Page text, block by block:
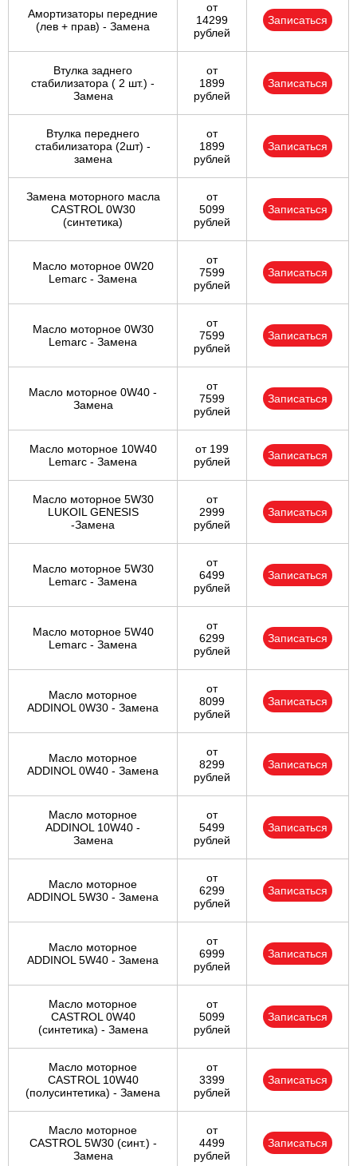
Амортизаторы передние
(лев + прав) - Замена
от
14299
рублей
Записаться
Втулка заднего
стабилизатора ( 2 шт.) -
Замена
от
1899
рублей
Записаться
Втулка переднего
стабилизатора (2шт) -
замена
от
1899
рублей
Записаться
Замена моторного масла
CASTROL 0W30
(синтетика)
от
5099
рублей
Записаться
Масло моторное 0W20
Lemarc - Замена
от
7599
рублей
Записаться
Масло моторное 0W30
Lemarc - Замена
от
7599
рублей
Записаться
Масло моторное 0W40 -
Замена
от
7599
рублей
Записаться
Масло моторное 10W40
Lemarc - Замена
от 199
рублей
Записаться
Масло моторное 5W30
LUKOIL GENESIS
-Замена
от
2999
рублей
Записаться
Масло моторное 5W30
Lemarc - Замена
от
6499
рублей
Записаться
Масло моторное 5W40
Lemarc - Замена
от
6299
рублей
Записаться
Масло моторное
ADDINOL 0W30 - Замена
от
8099
рублей
Записаться
Масло моторное
ADDINOL 0W40 - Замена
от
8299
рублей
Записаться
Масло моторное
ADDINOL 10W40 -
Замена
от
5499
рублей
Записаться
Масло моторное
ADDINOL 5W30 - Замена
от
6299
рублей
Записаться
Масло моторное
ADDINOL 5W40 - Замена
от
6999
рублей
Записаться
Масло моторное
CASTROL 0W40
(синтетика) - Замена
от
5099
рублей
Записаться
Масло моторное
CASTROL 10W40
(полусинтетика) - Замена
от
3399
рублей
Записаться
Масло моторное
CASTROL 5W30 (синт.) -
Замена
от
4499
рублей
Записаться